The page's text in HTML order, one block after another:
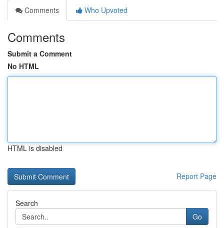
Comments
Who Upvoted
Comments
Submit a Comment
No HTML
HTML is disabled
Report Page
Search
Go